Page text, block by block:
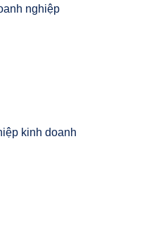
nghiệp
kinh doanh